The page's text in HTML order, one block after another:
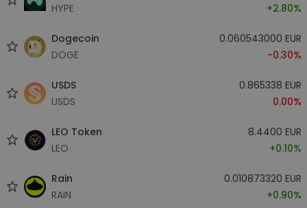
HYPE
+2.80%
Dogecoin
DOGE
0.060543000 EUR
-0.30%
USDS
USDS
0.865338 EUR
0.00%
LEO Token
LEO
8.4400 EUR
+0.10%
Rain
RAIN
0.010873320 EUR
+0.90%